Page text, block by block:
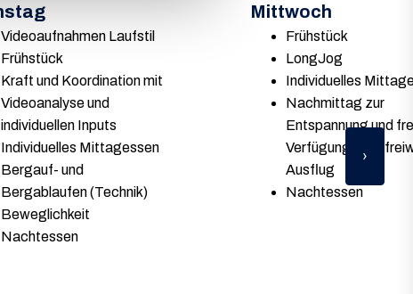
Videoaufnahmen Laufstil
Frühstück
Kraft und Koordination mit
Videoanalyse und
individuellen Inputs
Individuelles Mittagessen
Bergauf- und
Bergablaufen (Technik)
Beweglichkeit
Nachtessen
Mittwoch
Frühstück
LongJog
Individuelles
Nachmittag zur
Entspannung und
Verfügung oder
Ausflug
Nachtessen
›